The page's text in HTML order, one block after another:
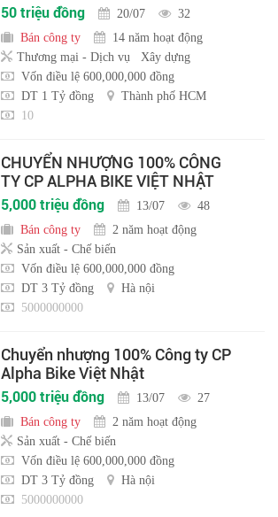
50 triệu đồng 20/07
32
Bán công ty
14 năm hoạt động
Thương mại - Dịch vụ
Xây dựng
Vốn điều lệ 600,000,000 đồng
DT 1 Tỷ đồng
Thành phố HCM
10
CHUYỂN NHƯỢNG 100% CÔNG
TY CP ALPHA BIKE VIỆT NHẬT
5,000 triệu đồng 13/07
48
Bán công ty
2 năm hoạt động
Sản xuất - Chế biến
Vốn điều lệ 600,000,000 đồng
DT 3 Tỷ đồng
Hà nội
5000000000
Chuyển nhượng 100% Công ty CP
Alpha Bike Việt Nhật
5,000 triệu đồng 13/07
27
Bán công ty
2 năm hoạt động
Sản xuất - Chế biến
Vốn điều lệ 600,000,000 đồng
DT 3 Tỷ đồng
Hà nội
5000000000